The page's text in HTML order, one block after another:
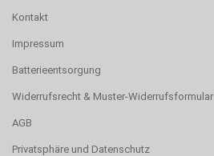
Kontakt
Impressum
Batterieentsorgung
Widerrufsrecht & Muster-Widerrufsformular
AGB
Privatsphäre und Datenschutz